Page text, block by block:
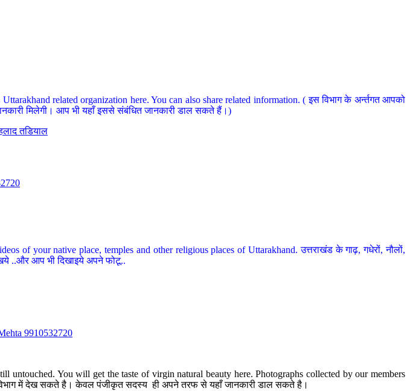
related organization here. You can also share related information. ( इस विभाग के अर्न्तगत आपको
मिलेगी। आप भी यहाँ इससे संबंधित जानकारी डाल सकते हैं।)
तडियाल
of your native place, temples and other religious places of Uttarakhand. उत्तराखंड के गाढ़, गधेरों, नौलों,
..और आप भी दिखाइये अपने फोटू..
9910532720
You will get the taste of virgin natural beauty here. Photographs collected by our members
में देख सकते है। केवल पंजीकृत सदस्य ही अपने तरफ से यहाँ जानकारी डाल सकते है।